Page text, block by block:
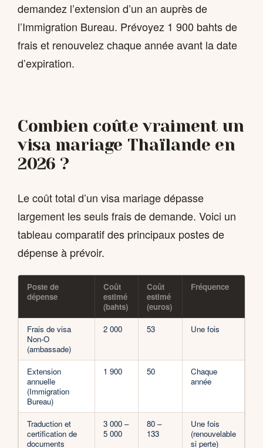
demandez l’extension d’un an auprès de
l’Immigration Bureau. Prévoyez 1 900 bahts de
frais et renouvelez chaque année avant la date
d’expiration.
Combien coûte vraiment un
visa mariage Thaïlande en
2026 ?
Le coût total d’un visa mariage dépasse
largement les seuls frais de demande. Voici un
tableau comparatif des principaux postes de
dépense à prévoir.
Poste de
dépense
Coût
estimé
(bahts)
Coût
estimé
(euros)
Fréquence
Frais de visa
Non-O
(ambassade)
2 000 53 Une fois
Extension
annuelle
(Immigration
Bureau)
1 900 50
Chaque
année
Traduction et
certification de
documents
3 000 –
5 000
80 –
133
Une fois
(renouvelable
si perte)